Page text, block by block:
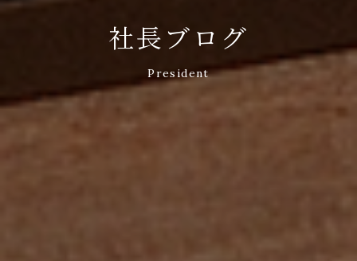
社長ブログ
President